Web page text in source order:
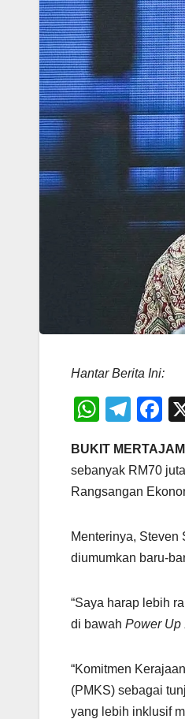
Hantar Berita Ini:
W
at
s
p
p
T
e
gr
m
F
c
e
o
o
BUKIT
sebanyak RM70
Rangsangan
Menterinya,
diumumkan baru-
“Saya harap lebih
di bawah Power Up
“Komitmen
(PMKS) sebagai
yang lebih inklusif